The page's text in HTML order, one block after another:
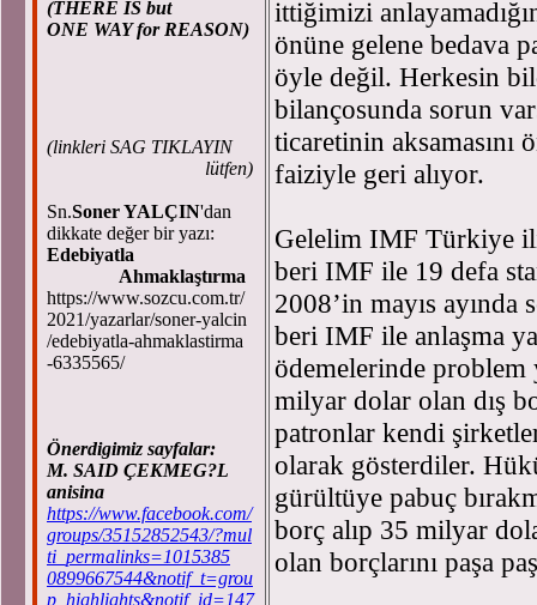
(THERE IS but
ONE WAY for REASON)
(linkleri SAG TIKLAYIN
lütfen)
Sn.Soner YALÇIN'dan
dikkate değer bir yazı:
Edebiyatla
Ahmaklaştırma
https://www.sozcu.com.tr/
2021/yazarlar/soner-yalcin
/edebiyatla-ahmaklastirma
-6335565/
Önerdigimiz sayfalar:
M. SAID ÇEKMEG?L
anisina
https://www.facebook.com/
groups/35152852543/?mul
ti_permalinks=1015385
0899667544&notif_t=grou
p_highlights&notif_id=147
ittiğimizi
önüne gelene bedava
öyle değil. Herkesin
bilançosunda sorun
ticaretinin aksamasını
faiziyle geri alıyor.
Gelelim IMF Türkiye
beri IMF ile 19 defa
2008’in mayıs
beri IMF ile anlaşma
ödemelerinde
milyar dolar olan dış
patronlar kendi
olarak gösterdiler.
gürültüye pabuç
borç alıp 35 milyar
olan borçlarını paşa